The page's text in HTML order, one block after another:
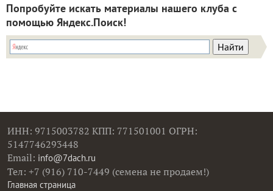
Попробуйте искать материалы нашего клуба с
помощью Яндекс.Поиск!
ИНН: 9715003782 КПП: 771501001 ОГРН:
5147746293448
Email: info@7dach.ru
Тел: +7 (916) 710-7449 (семена не продаем!)
Главная страница